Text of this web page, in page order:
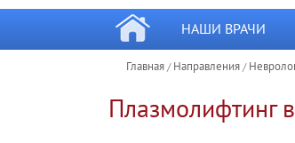
НАШИ ВРАЧИ
Главная / Направления /
Плазмолифтинг